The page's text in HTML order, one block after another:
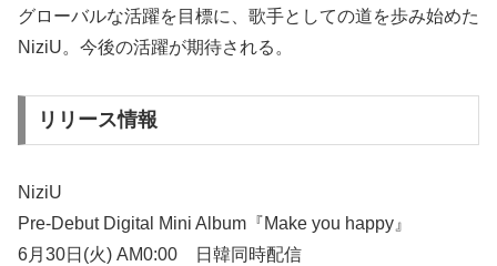
グローバルな活躍を目標に、歌手としての道を歩み始めた
NiziU。今後の活躍が期待される。
リリース情報
NiziU
Pre-Debut Digital Mini Album『Make you happy』
6月30日(火) AM0:00 日韓同時配信